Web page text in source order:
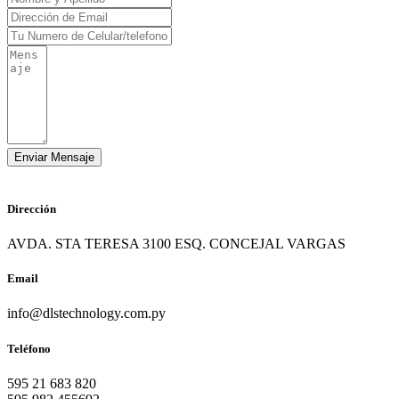
Dirección
AVDA. STA TERESA 3100 ESQ. CONCEJAL VARGAS
Email
info@dlstechnology.com.py
Teléfono
595 21 683 820